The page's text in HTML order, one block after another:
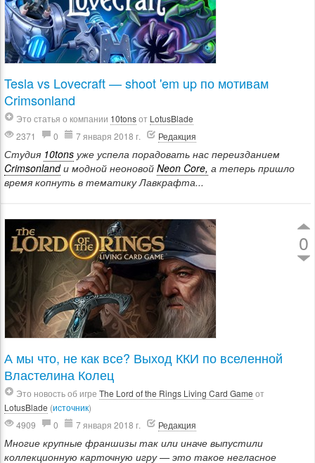
Tesla vs Lovecraft — shoot 'em up по мотивам
Crimsonland
Это статья о компании 10tonsот LotusBlade
2371
0 7 января 2018 г. Редакция
Студия 10tons уже успела порадовать нас переизданием
Crimsonlandи модной неоновой Neon Core, а теперь пришло
время копнуть в тематику Лавкрафта...
0
А мы что, не как все? Выход ККИ по вселенной
Властелина Колец
Это новость об игре The Lord of the Rings Living Card Game от
LotusBlade (источник)
4909
0 7 января 2018 г. Редакция
Многие крупные франшизы так или иначе выпустили
коллекционную карточную игру — это такое негласное